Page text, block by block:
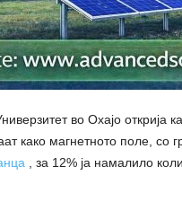
во Охајо открија
како магнетното поле, со
, за 12% ја намалило